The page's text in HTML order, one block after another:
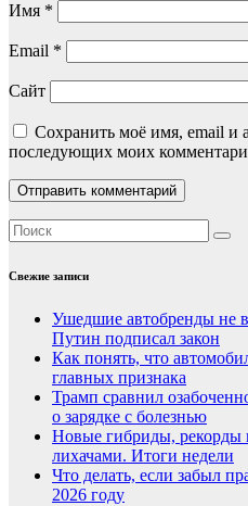
Имя *
Email *
Сайт
Сохранить моё имя, email и
последующих моих
Свежие записи
Ушедшие автобренды не
Путин подписал закон
Как понять, что
главных признака
Трамп сравнил
о зарядке с болезнью
Новые гибриды, рекорды
лихачами. Итоги недели
Что делать, если забыл
2026 году